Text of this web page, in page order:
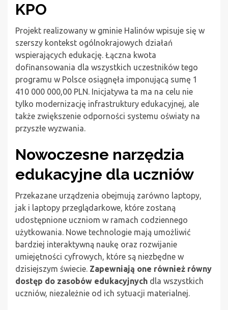
KPO
Projekt realizowany w gminie Halinów wpisuje się w
szerszy kontekst ogólnokrajowych działań
wspierających edukację. Łączna kwota
dofinansowania dla wszystkich uczestników tego
programu w Polsce osiągnęła imponującą sumę 1
410 000 000,00 PLN. Inicjatywa ta ma na celu nie
tylko modernizację infrastruktury edukacyjnej, ale
także zwiększenie odporności systemu oświaty na
przyszłe wyzwania.
Nowoczesne narzędzia
edukacyjne dla uczniów
Przekazane urządzenia obejmują zarówno laptopy,
jak i laptopy przeglądarkowe, które zostaną
udostępnione uczniom w ramach codziennego
użytkowania. Nowe technologie mają umożliwić
bardziej interaktywną naukę oraz rozwijanie
umiejętności cyfrowych, które są niezbędne w
dzisiejszym świecie. Zapewniają one również równy
dostęp do zasobów edukacyjnych dla wszystkich
uczniów, niezależnie od ich sytuacji materialnej.